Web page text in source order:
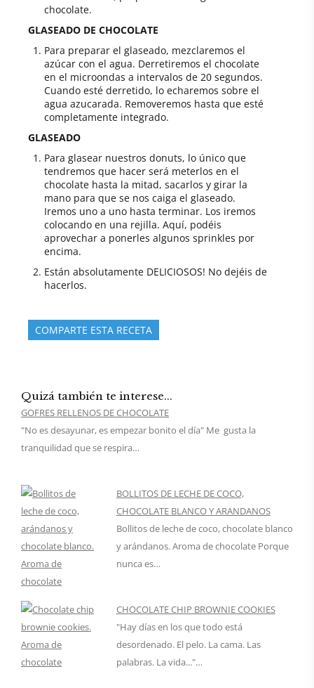
chocolate.
GLASEADO DE CHOCOLATE
Para preparar el glaseado, mezclaremos el
azúcar con el agua. Derretiremos el chocolate
en el microondas a intervalos de 20 segundos.
Cuando esté derretido, lo echaremos sobre el
agua azucarada. Removeremos hasta que esté
completamente integrado.
GLASEADO
Para glasear nuestros donuts, lo único que
tendremos que hacer será meterlos en el
chocolate hasta la mitad, sacarlos y girar la
mano para que se nos caiga el glaseado.
Iremos uno a uno hasta terminar. Los iremos
colocando en una rejilla. Aquí, podéis
aprovechar a ponerles algunos sprinkles por
encima.
Están absolutamente DELICIOSOS! No dejéis de
hacerlos.
COMPARTE ESTA RECETA
Quizá también te interese...
GOFRES RELLENOS DE CHOCOLATE
"No es desayunar, es empezar bonito el día" Me gusta la
tranquilidad que se respira…
BOLLITOS DE LECHE DE COCO,
CHOCOLATE BLANCO Y ARANDANOS
Bollitos de leche de coco, chocolate blanco
y arándanos. Aroma de chocolate Porque
nunca es…
CHOCOLATE CHIP BROWNIE COOKIES
"Hay días en los que todo está
desordenado. El pelo. La cama. Las
palabras. La vida..."…